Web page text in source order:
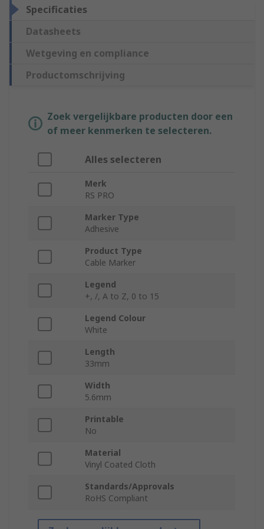
Specificaties
Datasheets
Wetgeving en compliance
Productomschrijving
Zoek vergelijkbare producten door een
of meer kenmerken te selecteren.
Alles selecteren
Merk
RS PRO
Marker Type
Adhesive
Product Type
Cable Marker
Legend
+, /, A to Z, 0 to 15
Legend Colour
White
Length
33mm
Width
5.6mm
Printable
No
Material
Vinyl Coated Cloth
Standards/Approvals
RoHS Compliant